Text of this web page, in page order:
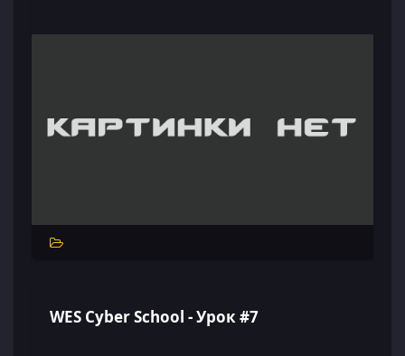
WES Cyber School - Урок #7